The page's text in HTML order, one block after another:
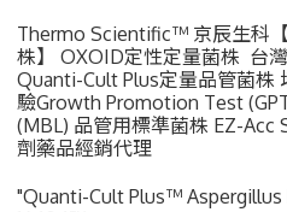
Thermo Scientific™ 京辰生科
株】 OXOID定性定量菌株 台
Quanti-Cult Plus定量品管菌株
驗Growth Promotion Test
(MBL) 品管用標準菌株 EZ-Acc
劑藥品經銷代理
"Quanti-Cult Plus™